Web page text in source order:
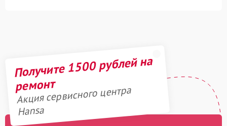
Получите 1500 рублей на
ремонт
Акция сервисного центра
Hansa